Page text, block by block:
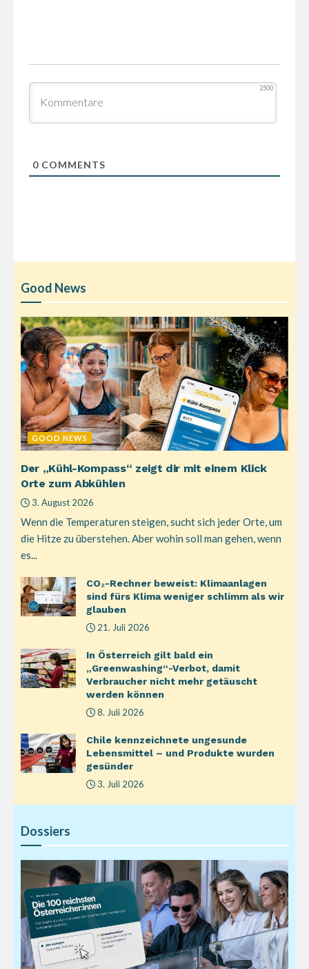
2500
0COMMENTS
Good News
GOOD NEWS
Der „Kühl-Kompass“ zeigt dir mit einem Klick
Orte zum Abkühlen
3. August 2026
Wenn die Temperaturen steigen, sucht sich jeder Orte, um
die Hitze zu überstehen. Aber wohin soll man gehen, wenn
es...
CO₂-Rechner beweist: Klimaanlagen
sind fürs Klima weniger schlimm als wir
glauben
21. Juli 2026
In Österreich gilt bald ein
„Greenwashing“-Verbot, damit
Verbraucher nicht mehr getäuscht
werden können
8. Juli 2026
Chile kennzeichnete ungesunde
Lebensmittel – und Produkte wurden
gesünder
3. Juli 2026
Dossiers